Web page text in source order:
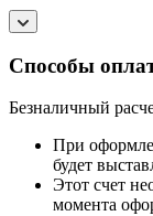
Способы
Безналичный
При
будет
Этот счет
момента